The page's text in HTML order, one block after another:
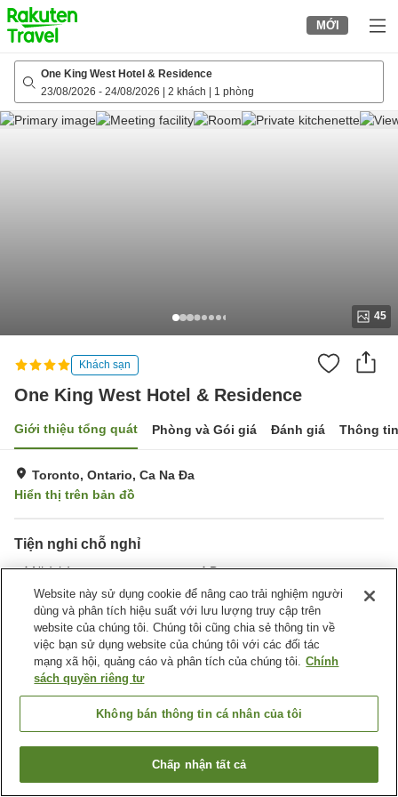
to
top
page
MỚI
One King West Hotel & Residence
23/08/2026 - 24/08/2026 2 khách 1 phòng
45
Khách sạn
One King West Hotel & Residence
Giới thiệu tổng quát Phòng và Gói giá Đánh giá Thông
Toronto, Ontario, Ca Na Đa
Hiển thị trên bản đồ
Tiện nghi chỗ nghỉ
Nhà hàng
Bar
Hoàn toàn không hút thuốc
Giặt ủi
Trang chủ Ca Na Đa Ontario
Toronto
One King West Hotel & Residence
Tìm phòng trống
Website này sử dụng cookie để nâng cao trải nghiệm người
dùng và phân tích hiệu suất với lưu lượng truy cập trên
website của chúng tôi. Chúng tôi cũng chia sẻ thông tin về
việc bạn sử dụng website của chúng tôi với các đối tác
mạng xã hội, quảng cáo và phân tích của chúng tôi. Chính
sách quyền riêng tư
Không bán thông tin cá nhân của tôi
Chấp nhận tất cả